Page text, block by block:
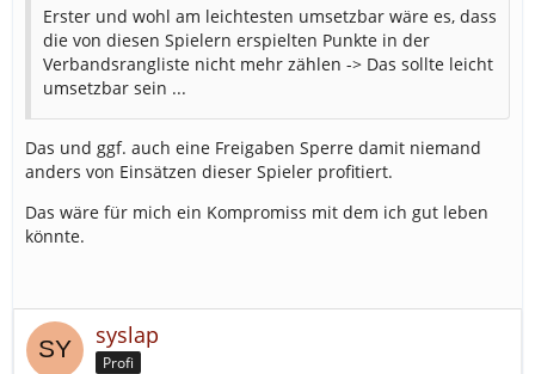
Erster und wohl am leichtesten umsetzbar wäre es, dass
die von diesen Spielern erspielten Punkte in der
Verbandsrangliste nicht mehr zählen -> Das sollte leicht
umsetzbar sein ...
Das und ggf. auch eine Freigaben Sperre damit niemand
anders von Einsätzen dieser Spieler profitiert.
Das wäre für mich ein Kompromiss mit dem ich gut leben
könnte.
syslap
Profi